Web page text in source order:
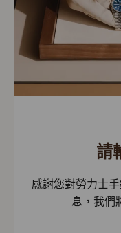
請
感謝您對勞力士
息，我們